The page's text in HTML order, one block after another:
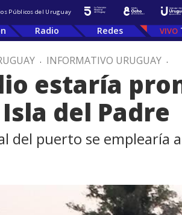
Públicos del Uruguay
Radio Redes
. INFORMATIVO URUGUAY .
estaría
del Padre
del puerto se emplearía